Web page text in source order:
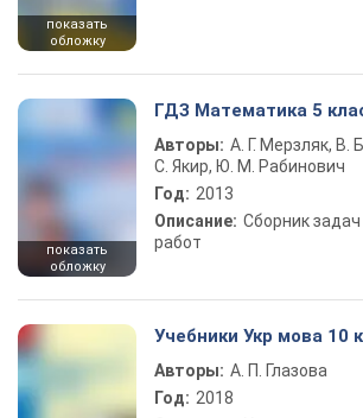
показать
обложку
показать
обложку
ГДЗ Математика 5
Авторы: А. Г. Мерзляк, В.
С. Якир, Ю. М. Рабинович
Год: 2013
Описание: Сборник
работ
Учебники Укр мова 10
Авторы: А. П. Глазова
Год: 2018